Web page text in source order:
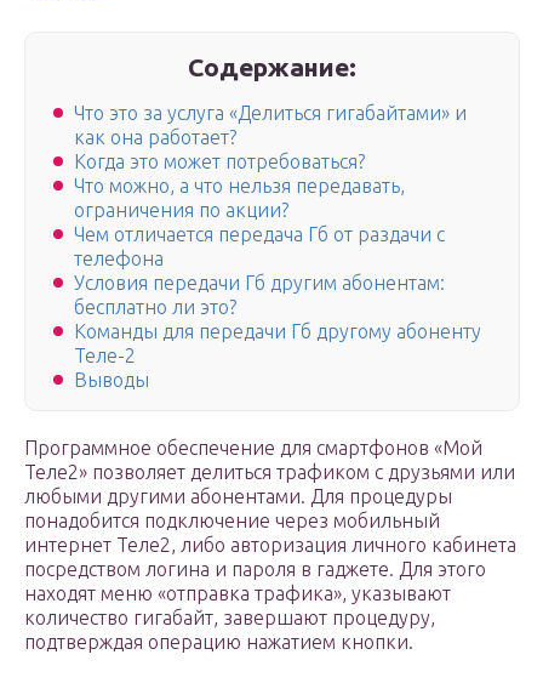
Содержание:
Что это за услуга «Делиться гигабайтами» и
как она работает?
Когда это может потребоваться?
Что можно, а что нельзя передавать,
ограничения по акции?
Чем отличается передача Гб от раздачи с
телефона
Условия передачи Гб другим абонентам:
бесплатно ли это?
Команды для передачи Гб другому абоненту
Теле-2
Выводы
Программное обеспечение для смартфонов «Мой
Теле2» позволяет делиться трафиком с друзьями или
любыми другими абонентами. Для процедуры
понадобится подключение через мобильный
интернет Теле2, либо авторизация личного кабинета
посредством логина и пароля в гаджете. Для этого
находят меню «отправка трафика», указывают
количество гигабайт, завершают процедуру,
подтверждая операцию нажатием кнопки.